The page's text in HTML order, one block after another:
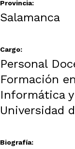
Provincia:
Salamanca
Cargo:
Personal
Formación
Informática
Universidad
Biografía: